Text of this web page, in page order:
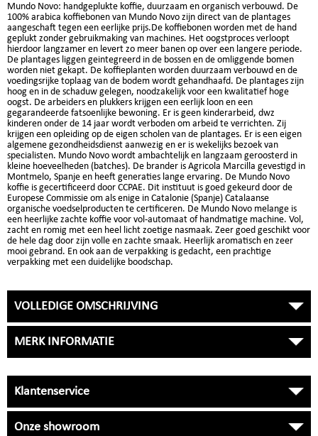
Mundo Novo: handgeplukte koffie, duurzaam en organisch verbouwd. De
100% arabica koffiebonen van Mundo Novo zijn direct van de plantages
aangeschaft tegen een eerlijke prijs.De koffiebonen worden met de hand
geplukt zonder gebruikmaking van machines. Het oogstproces verloopt
hierdoor langzamer en levert zo meer banen op over een langere periode.
De plantages liggen geintegreerd in de bossen en de omliggende bomen
worden niet gekapt. De koffieplanten worden duurzaam verbouwd en de
voedingsrijke toplaag van de bodem wordt gehandhaafd. De plantages zijn
hoog en in de schaduw gelegen, noodzakelijk voor een kwalitatief hoge
oogst. De arbeiders en plukkers krijgen een eerlijk loon en een
gegarandeerde fatsoenlijke bewoning. Er is geen kinderarbeid, dwz
kinderen onder de 14 jaar wordt verboden om arbeid te verrichten. Zij
krijgen een opleiding op de eigen scholen van de plantages. Er is een eigen
algemene gezondheidsdienst aanwezig en er is wekelijks bezoek van
specialisten. Mundo Novo wordt ambachtelijk en langzaam geroosterd in
kleine hoeveelheden (batches). De brander is Agricola Marcilla gevestigd in
Montmelo, Spanje en heeft generaties lange ervaring. De Mundo Novo
koffie is gecertificeerd door CCPAE. Dit instituut is goed gekeurd door de
Europese Commissie om als enige in Catalonie (Spanje) Catalaanse
organische voedselproducten te certificeren. De Mundo Novo melange is
een heerlijke zachte koffie voor vol-automaat of handmatige machine. Vol,
zacht en romig met een heel licht zoetige nasmaak. Zeer goed geschikt voor
de hele dag door zijn volle en zachte smaak. Heerlijk aromatisch en zeer
mooi gebrand. En ook aan de verpakking is gedacht, een prachtige
verpakking met een duidelijke boodschap.
VOLLEDIGE OMSCHRIJVING
MERK INFORMATIE
Klantenservice
Onze showroom